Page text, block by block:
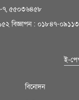
৭, ৫৫০৩৬৪৫৮
বিজ্ঞাপন : ০১৮৪৭-
ই-
বিনোদন